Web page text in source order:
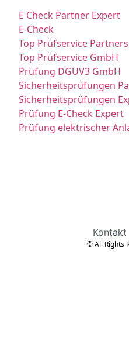
E Check Partner Expert
E-Check
Top Prüfservice Partners
Top Prüfservice GmbH
Prüfung DGUV3 GmbH
Sicherheitsprüfungen
Sicherheitsprüfungen
Prüfung E-Check Expert
Prüfung elektrischer
Kontakt
© All Rights